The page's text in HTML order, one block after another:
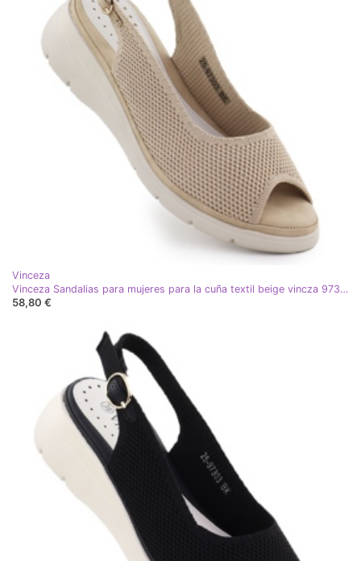
Vinceza
Vinceza Sandalias para mujeres para la cuña textil beige vincza 97303
58,80 €